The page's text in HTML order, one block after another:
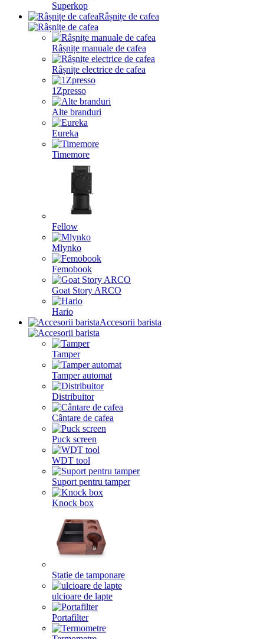
Superkop
Râșnițe de cafea
Râșnițe manuale de cafea
Râșnițe electrice de cafea
1Zpresso
Alte branduri
Eureka
Timemore
Fellow
Mlynko
Femobook
Goat Story ARCO
Hario
Accesorii barista
Tamper
Tamper automat
Distribuitor
Cântare de cafea
Puck screen
WDT tool
Suport pentru tamper
Knock box
Stație de tamponare
ulcioare de lapte
Portafilter